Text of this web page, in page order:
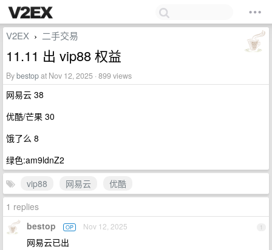
V2EX › 二手交易
11.11 出 vip88 权益
Bybestopat Nov 12, 2025 · 899 views
网易云 38
优酷/芒果 30
饿了么 8
绿色:am9ldnZ2
vip88
网易云
优酷
1 replies
1
bestop OP Nov 12, 2025
网易云已出